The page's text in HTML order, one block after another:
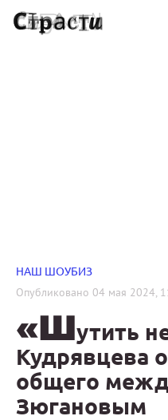
НАШ ШОУБИЗ
Опубликовано 04 мая 2024,
«Шутить
Кудрявцева
общего
Зюгановым